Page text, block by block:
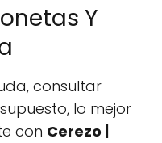
Y
consultar
lo mejor
con Cerezo |